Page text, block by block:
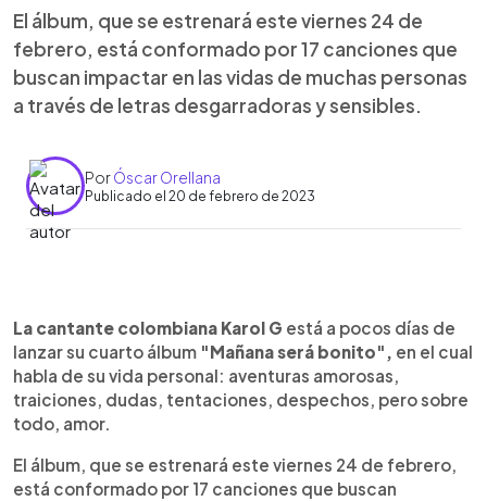
El álbum, que se estrenará este viernes 24 de
febrero, está conformado por 17 canciones que
buscan impactar en las vidas de muchas personas
a través de letras desgarradoras y sensibles.
PorÓscar Orellana
Publicado el 20 de febrero de 2023
► Escuchar artículo
La cantante colombiana Karol G está a pocos días de
lanzar su cuarto álbum "Mañana será bonito", en el cual
habla de su vida personal: aventuras amorosas,
traiciones, dudas, tentaciones, despechos, pero sobre
todo, amor.
El álbum, que se estrenará este viernes 24 de febrero,
está conformado por 17 canciones que buscan